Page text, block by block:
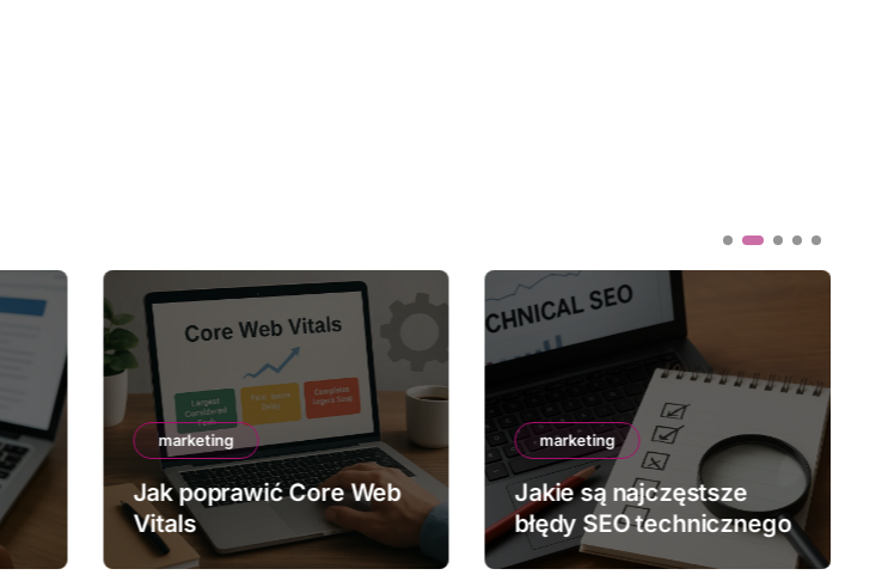
marketing
Jak poprawić Core Web
Vitals
marketing
Jakie są najczęstsze
błędy SEO technicznego